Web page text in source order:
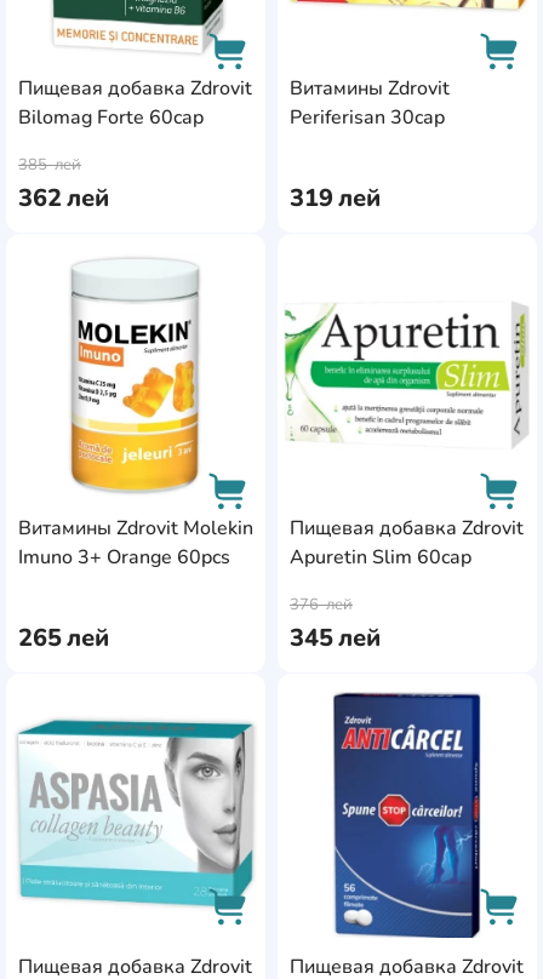
Пищевая добавка Zdrovit
Bilomag Forte 60cap
362лей
385лей
Витамины Zdrovit
Periferisan 30cap
319лей
Витамины Zdrovit Molekin
Imuno 3+ Orange 60pcs
265лей
AddCardToCart
Пищевая добавка Zdrovit
Apuretin Slim 60cap
345лей
376лей
Пищевая добавка Zdrovit
AddCardToFavourite
Пищевая добавка Zdrovit